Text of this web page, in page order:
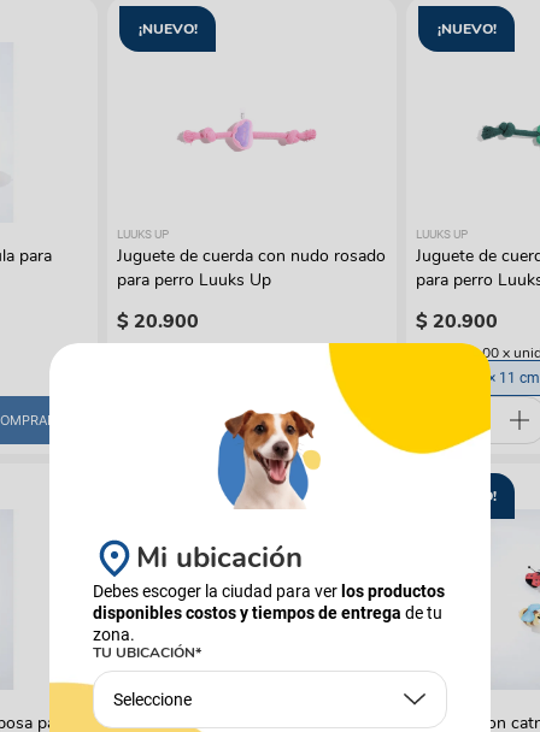
para
¡NUEVO!
LUUKS UP
Juguete de cuerda con nudo rosado
para perro Luuks Up
$20.900
COMPRAR
¡NUEVO!
LUUKS UP
Juguete de
para perro
$20.900
$ 20.900,00x
40 × 11 × 11 cm
para
LUUKS UP
Juguete tipo aro dona para perro
¡NUEVO!
LUUKS UP
Juguete con
Mi ubicación
Debes escoger la ciudad para verlos productos
disponibles costos y tiempos de entrega de tu
zona.
TU UBICACIÓN*
Seleccione